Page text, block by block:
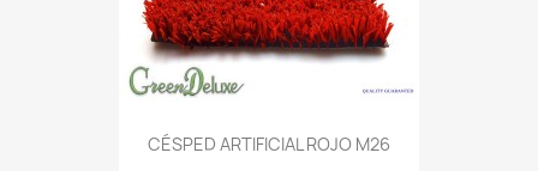
CÉSPED ARTIFICIAL ROJO M26